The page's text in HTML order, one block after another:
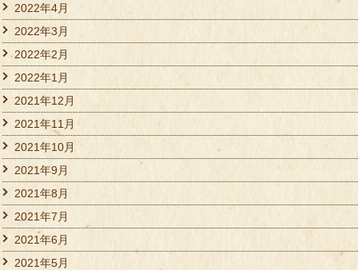
2022年4月
2022年3月
2022年2月
2022年1月
2021年12月
2021年11月
2021年10月
2021年9月
2021年8月
2021年7月
2021年6月
2021年5月